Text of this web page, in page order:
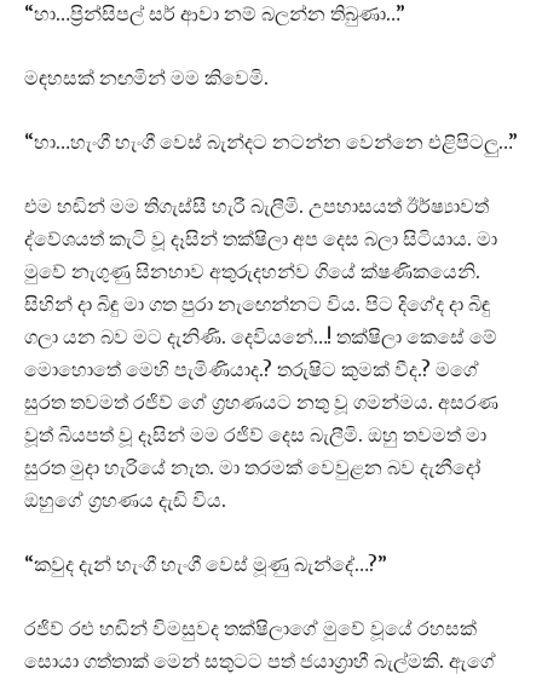
“හා…ප්‍රින්සිපල් සර් ආවා නම් බලන්න තිබුණා…”
මඳහසක් නඟමින් මම කිවෙමි.
“හා…හැංගී හැංගී වෙස් බැන්දට නටන්න වෙන්නෙ එළිපිටලු…”
එම හඬින් මම තිගැස්සී හැරී බැලීමි. උපහාසයත් ඊර්ෂ්‍යාවත්
ද්වේශයත් කැටි වූ දෑසින් තක්ෂිලා අප දෙස බලා සිටියාය. මා
මුවේ නැගුණු සිනහාව අතුරුදහන්ව ගියේ ක්ෂණිකයෙනි.
සිහින් දා බිඳු මා ගත පුරා නැඟෙන්නට විය. පිට දිගේද දා බිඳු
ගලා යන බව මට දැනිණි. දෙවියනේ…! තක්ෂිලා කෙසේ මේ
මොහොතේ මෙහි පැමිණියාද.? තරුෂිට කුමක් වීද.? මගේ
සුරත තවමත් රජිව් ගේ ග්‍රහණයට නතු වූ ගමන්මය. අසරණ
වූත් බියපත් වූ දෑසින් මම රජිව් දෙස බැලීමි. ඔහු තවමත් මා
සුරත මුදා හැරියේ නැත. මා තරමක් වෙවුළන බව දැනීදෝ
ඔහුගේ ග්‍රහණය දැඩි විය.
“කවුද දැන් හැංගී හැංගී වෙස් මූණු බැන්දේ…?”
රජිව් රළු හඬින් විමසුවද තක්ෂිලාගේ මුවේ වූයේ රහසක්
සොයා ගත්තාක් මෙන් සතුටට පත් ජයාග්‍රාහී බැල්මකි. ඇගේ